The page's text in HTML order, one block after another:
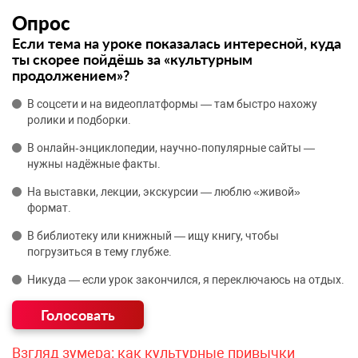
Опрос
Если тема на уроке показалась интересной, куда
ты скорее пойдёшь за «культурным
продолжением»?
В соцсети и на видеоплатформы — там быстро нахожу
ролики и подборки.
В онлайн‑энциклопедии, научно‑популярные сайты —
нужны надёжные факты.
На выставки, лекции, экскурсии — люблю «живой»
формат.
В библиотеку или книжный — ищу книгу, чтобы
погрузиться в тему глубже.
Никуда — если урок закончился, я переключаюсь на отдых.
Взгляд зумера: как культурные привычки